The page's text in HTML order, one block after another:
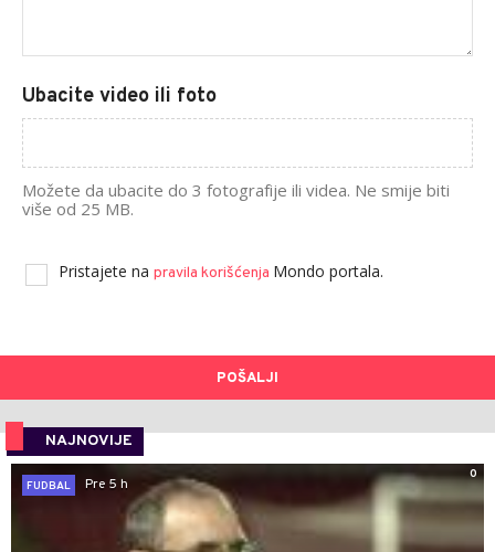
Ubacite video ili foto
Možete da ubacite do 3 fotografije ili videa. Ne smije biti
više od 25 MB.
Pristajete na pravila korišćenja Mondo portala.
POŠALJI
NAJNOVIJE
0
FUDBAL
Pre 5 h